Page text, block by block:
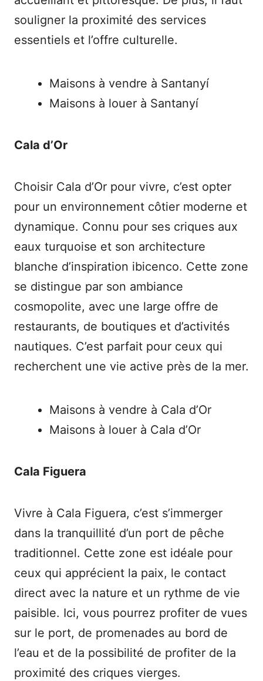
souligner la proximité des services
essentiels et l’offre culturelle.
Maisons à vendre à Santanyí
Maisons à louer à Santanyí
Cala d’Or
Choisir Cala d’Or pour vivre, c’est opter
pour un environnement côtier moderne et
dynamique. Connu pour ses criques aux
eaux turquoise et son architecture
blanche d’inspiration ibicenco. Cette zone
se distingue par son ambiance
cosmopolite, avec une large offre de
restaurants, de boutiques et d’activités
nautiques. C’est parfait pour ceux qui
recherchent une vie active près de la mer.
Maisons à vendre à Cala d’Or
Maisons à louer à Cala d’Or
Cala Figuera
Vivre à Cala Figuera, c’est s’immerger
dans la tranquillité d’un port de pêche
traditionnel. Cette zone est idéale pour
ceux qui apprécient la paix, le contact
direct avec la nature et un rythme de vie
paisible. Ici, vous pourrez profiter de vues
sur le port, de promenades au bord de
l’eau et de la possibilité de profiter de la
proximité des criques vierges.